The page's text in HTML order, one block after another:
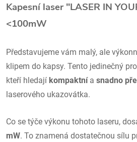
Kapesní laser "LASER IN
<100mW
Představujeme vám malý, ale
klipem do kapsy. Tento jedinečný
kteří hledají kompaktnía snadno
laserového ukazovátka.
Co se týče výkonu tohoto laseru,
mW. To znamená dostatečnou sílu